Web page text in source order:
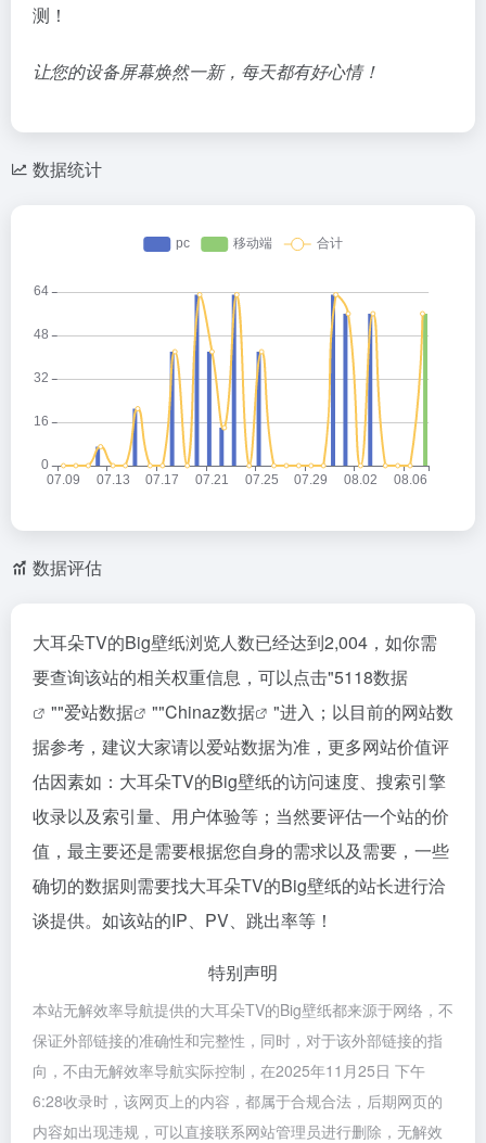
测！
让您的设备屏幕焕然一新，每天都有好心情！
数据统计
数据评估
大耳朵TV的Big壁纸浏览人数已经达到2,004，如你需
要查询该站的相关权重信息，可以点击"5118数据
""爱站数据 ""Chinaz数据
"进入；以目前的网站数
据参考，建议大家请以爱站数据为准，更多网站价值评
估因素如：大耳朵TV的Big壁纸的访问速度、搜索引擎
收录以及索引量、用户体验等；当然要评估一个站的价
值，最主要还是需要根据您自身的需求以及需要，一些
确切的数据则需要找大耳朵TV的Big壁纸的站长进行洽
谈提供。如该站的IP、PV、跳出率等！
特别声明
本站无解效率导航提供的大耳朵TV的Big壁纸都来源于网络，不
保证外部链接的准确性和完整性，同时，对于该外部链接的指
向，不由无解效率导航实际控制，在2025年11月25日 下午
6:28收录时，该网页上的内容，都属于合规合法，后期网页的
内容如出现违规，可以直接联系网站管理员进行删除，无解效